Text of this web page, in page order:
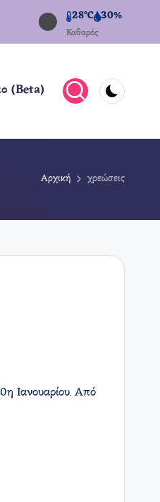
28°C 30%
Καθαρός
(Beta)
Αρχική χρεώσεις
Ιανουαρίου. Από